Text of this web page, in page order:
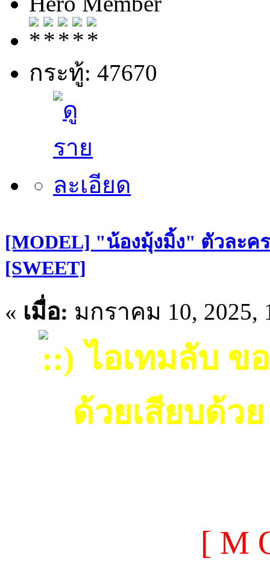
กระทู้: 47670
[MODEL] "น้องมุ้งมิ้ง" ตัวละค
[SWEET]
« เมื่อ: มกราคม 10, 2025,
ไอเทมลับ ข
ด้วยเสียบด้
[ M